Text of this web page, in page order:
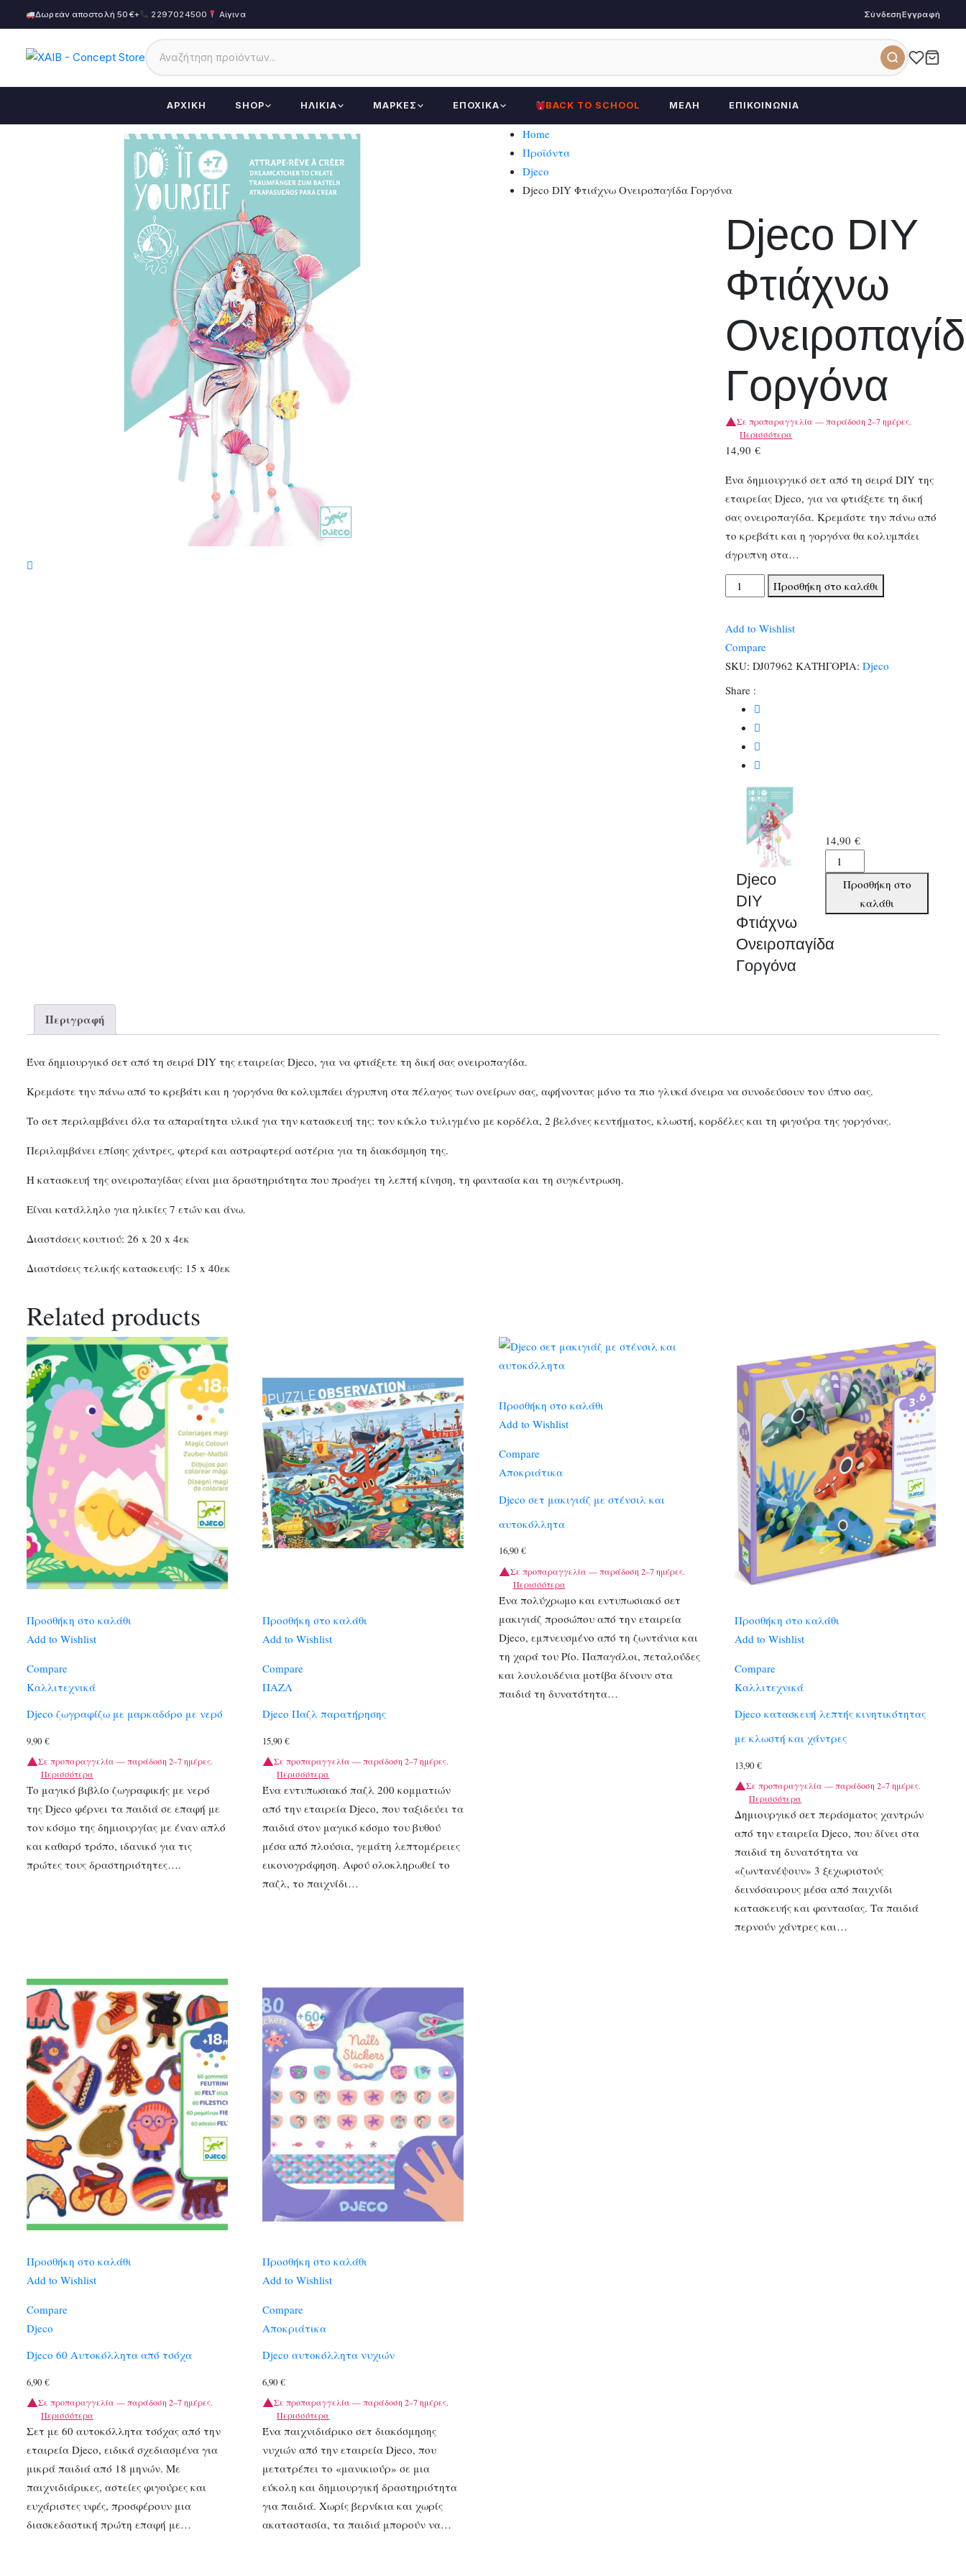
Δωρεάν αποστολή 50€+ 2297024500 Αίγινα ΣύνδεσηΕγγραφή
ΑΡΧΙΚΉ SHOP ΗΛΙΚΊΑ ΜΆΡΚΕΣ ΕΠΟΧΙΚΆ BACK TO SCHOOL ΜΈΛΗ ΕΠΙΚΟΙΝΩΝΊΑ
Home
Προϊόντα
Djeco
Djeco DIY Φτιάχνω Ονειροπαγίδα Γοργόνα
Djeco DIY
Φτιάχνω
Γοργόνα
Σε προπαραγγελία — παράδοση 2–7 ημέρες.
Περισσότερα
14,90€
Ένα δημιουργικό σετ από τη σειρά DIY της
εταιρείας Djeco, για να φτιάξετε τη δική
σας ονειροπαγίδα. Κρεμάστε την πάνω από
το κρεβάτι και η γοργόνα θα κολυμπάει
άγρυπνη στα…
Djeco
DIY
Γοργόνα
Προσθήκη στο καλάθι
Add to Wishlist
Compare
SKU: DJ07962 ΚΑΤΗΓΟΡΙΑ: Djeco
Share :
Djeco
DIY
Φτιάχνω
Ονειροπαγίδα
Γοργόνα
14,90€
Djeco
DIY
Ονειροπαγίδα
ποσότητα
Προσθήκη στο
καλάθι
Περιγραφή
Ένα δημιουργικό σετ από τη σειρά DIY της εταιρείας Djeco, για να φτιάξετε τη δική σας ονειροπαγίδα.
Κρεμάστε την πάνω από το κρεβάτι και η γοργόνα θα κολυμπάει άγρυπνη στα πέλαγος των ονείρων σας, αφήνοντας μόνο τα πιο γλυκά όνειρα να συνοδεύσουν τον ύπνο σας.
Το σετ περιλαμβάνει όλα τα απαραίτητα υλικά για την κατασκευή της: τον κύκλο τυλιγμένο με κορδέλα, 2 βελόνες κεντήματος, κλωστή, κορδέλες και τη φιγούρα της γοργόνας.
Περιλαμβάνει επίσης χάντρες, φτερά και αστραφτερά αστέρια για τη διακόσμηση της.
Η κατασκευή της ονειροπαγίδας είναι μια δραστηριότητα που προάγει τη λεπτή κίνηση, τη φαντασία και τη συγκέντρωση.
Είναι κατάλληλο για ηλικίες 7 ετών και άνω.
Διαστάσεις κουτιού: 26 x 20 x 4εκ
Διαστάσεις τελικής κατασκευής: 15 x 40εκ
Related products
Προσθήκη στο καλάθι
Add to Wishlist
Compare
Καλλιτεχνικά
Djeco ζωγραφίζω με μαρκαδόρο με νερό
9,90 €
Σε προπαραγγελία — παράδοση 2–7 ημέρες.
Περισσότερα
Το μαγικό βιβλίο ζωγραφικής με νερό
της Djeco φέρνει τα παιδιά σε επαφή με
τον κόσμο της δημιουργίας με έναν απλό
και καθαρό τρόπο, ιδανικό για τις
πρώτες τους δραστηριότητες….
Προσθήκη στο καλάθι
Add to Wishlist
Compare
ΠΑΖΛ
Djeco Παζλ παρατήρησης
15,90€
Σε προπαραγγελία — παράδοση 2–7 ημέρες.
Περισσότερα
Ένα εντυπωσιακό παζλ 200 κομματιών
από την εταιρεία Djeco, που ταξιδεύει τα
παιδιά στον μαγικό κόσμο του βυθού
μέσα από πλούσια, γεμάτη λεπτομέρειες
εικονογράφηση. Αφού ολοκληρωθεί το
παζλ, το παιχνίδι…
Προσθήκη στο καλάθι
Add to Wishlist
Compare
Αποκριάτικα
Djeco σετ μακιγιάζ με στένσιλ και
αυτοκόλλητα
16,90 €
Σε προπαραγγελία — παράδοση 2–7 ημέρες.
Περισσότερα
Ένα πολύχρωμο και εντυπωσιακό σετ
μακιγιάζ προσώπου από την εταιρεία
Djeco, εμπνευσμένο από τη ζωντάνια και
τη χαρά του Ρίο. Παπαγάλοι, πεταλούδες
και λουλουδένια μοτίβα δίνουν στα
παιδιά τη δυνατότητα…
Προσθήκη στο καλάθι
Add to Wishlist
Compare
Καλλιτεχνικά
Djeco κατασκευή λεπτής κινητικότητας
με κλωστή και χάντρες
13,90 €
Σε προπαραγγελία — παράδοση 2–7 ημέρες.
Περισσότερα
Δημιουργικό σετ περάσματος χαντρών
από την εταιρεία Djeco, που δίνει στα
παιδιά τη δυνατότητα να
«ζωντανέψουν» 3 ξεχωριστούς
δεινόσαυρους μέσα από παιχνίδι
κατασκευής και φαντασίας. Τα παιδιά
περνούν χάντρες και…
Προσθήκη στο καλάθι
Add to Wishlist
Compare
Djeco
Djeco 60 Αυτοκόλλητα από τσόχα
6,90 €
Σε προπαραγγελία — παράδοση 2–7 ημέρες.
Περισσότερα
Σετ με 60 αυτοκόλλητα τσόχας από την
εταιρεία Djeco, ειδικά σχεδιασμένα για
μικρά παιδιά από 18 μηνών. Με
παιχνιδιάρικες, αστείες φιγούρες και
ευχάριστες υφές, προσφέρουν μια
διασκεδαστική πρώτη επαφή με…
Προσθήκη στο καλάθι
Add to Wishlist
Compare
Αποκριάτικα
Djeco αυτοκόλλητα νυχιών
6,90€
Σε προπαραγγελία — παράδοση 2–7 ημέρες.
Περισσότερα
Ένα παιχνιδιάρικο σετ διακόσμησης
νυχιών από την εταιρεία Djeco, που
μετατρέπει το «μανικιούρ» σε μια
εύκολη και δημιουργική δραστηριότητα
για παιδιά. Χωρίς βερνίκια και χωρίς
ακαταστασία, τα παιδιά μπορούν να…